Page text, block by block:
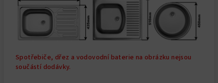
Spotřebiče, dřez a vodovodní baterie na obrázku nejsou
součástí dodávky.